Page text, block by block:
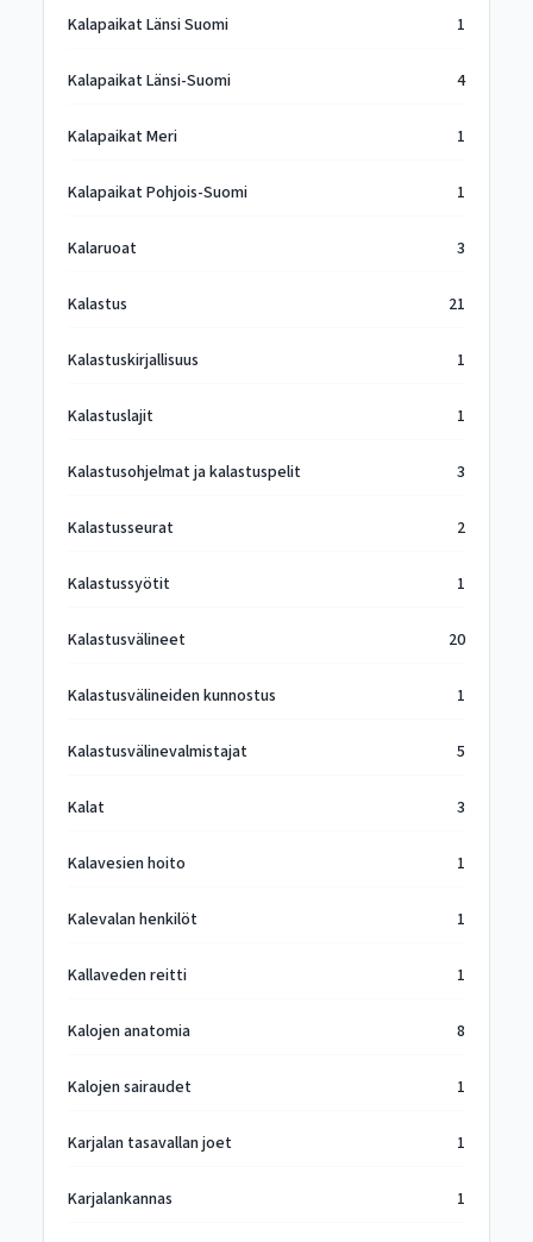
Kalapaikat Länsi Suomi 1
Kalapaikat Länsi-Suomi 4
Kalapaikat Meri 1
Kalapaikat Pohjois-Suomi 1
Kalaruoat 3
Kalastus 21
Kalastuskirjallisuus 1
Kalastuslajit 1
Kalastusohjelmat ja kalastuspelit 3
Kalastusseurat 2
Kalastussyötit 1
Kalastusvälineet 20
Kalastusvälineiden kunnostus 1
Kalastusvälinevalmistajat 5
Kalat 3
Kalavesien hoito 1
Kalevalan henkilöt 1
Kallaveden reitti 1
Kalojen anatomia 8
Kalojen sairaudet 1
Karjalan tasavallan joet 1
Karjalankannas 1